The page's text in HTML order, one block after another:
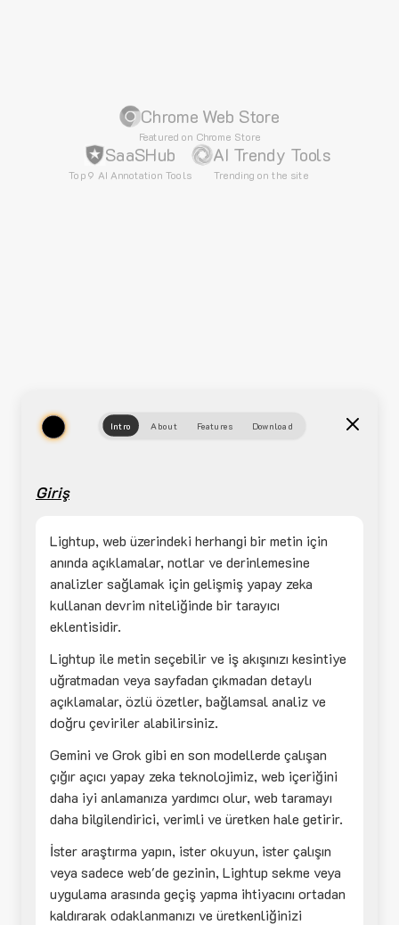
Chrome Web Store
Featured on Chrome Store
SaaSHub
Top 9 AI Annotation Tools
AI Trendy Tools
Trending on the site
Intro About Features Download
Giriş
Lightup, web üzerindeki herhangi bir metin için
anında açıklamalar, notlar ve derinlemesine
analizler sağlamak için gelişmiş yapay zeka
kullanan devrim niteliğinde bir tarayıcı
eklentisidir.
Lightup ile metin seçebilir ve iş akışınızı kesintiye
uğratmadan veya sayfadan çıkmadan detaylı
açıklamalar, özlü özetler, bağlamsal analiz ve
doğru çeviriler alabilirsiniz.
Gemini ve Grok gibi en son modellerde çalışan
çığır açıcı yapay zeka teknolojimiz, web içeriğini
daha iyi anlamanıza yardımcı olur, web taramayı
daha bilgilendirici, verimli ve üretken hale getirir.
İster araştırma yapın, ister okuyun, ister çalışın
veya sadece web'de gezinin, Lightup sekme veya
uygulama arasında geçiş yapma ihtiyacını ortadan
kaldırarak odaklanmanızı ve üretkenliğinizi